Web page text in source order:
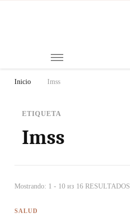
Inicio Imss
ETIQUETA
Imss
Mostrando: 1 - 10 из 16 RESULTADOS
SALUD